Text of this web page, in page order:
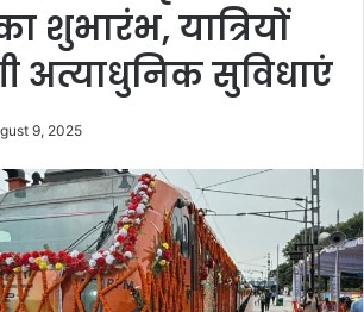
शुभारंभ, यात्रियों
अत्याधुनिक सुविधाएं
9, 2025